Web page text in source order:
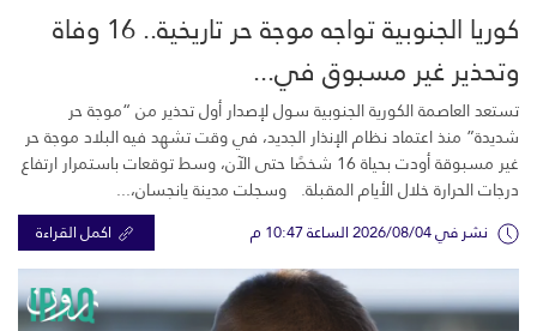
كوريا الجنوبية تواجه موجة حر تاريخية.. 16 وفاة
وتحذير غير مسبوق في...
تستعد العاصمة الكورية الجنوبية سول لإصدار أول تحذير من “موجة حر
شديدة” منذ اعتماد نظام الإنذار الجديد، في وقت تشهد فيه البلاد موجة حر
غير مسبوقة أودت بحياة 16 شخصًا حتى الآن، وسط توقعات باستمرار ارتفاع
درجات الحرارة خلال الأيام المقبلة. وسجلت مدينة يانجسان،...
نشر في 2026/08/04 الساعة 10:47 م اكمل القراءة